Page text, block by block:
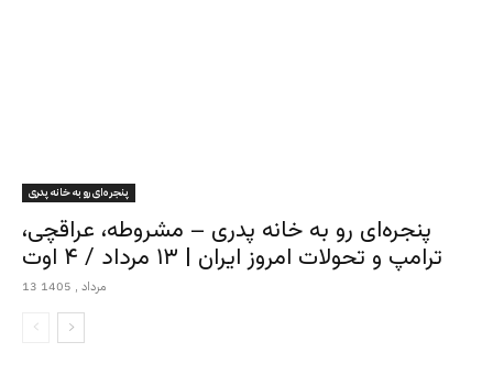
پنجره‌ای رو به خانه پدری
پنجره‌ای رو به خانه پدری – مشروطه، عراقچی،
ترامپ و تحولات امروز ایران | ۱۳ مرداد / ۴ اوت
13 مرداد , 1405